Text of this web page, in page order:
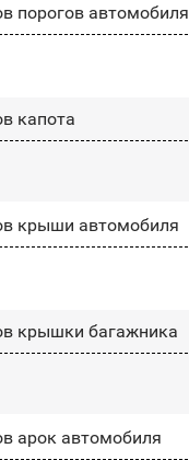
порогов автомобиля
капота
крыши автомобиля
крышки багажника
арок автомобиля